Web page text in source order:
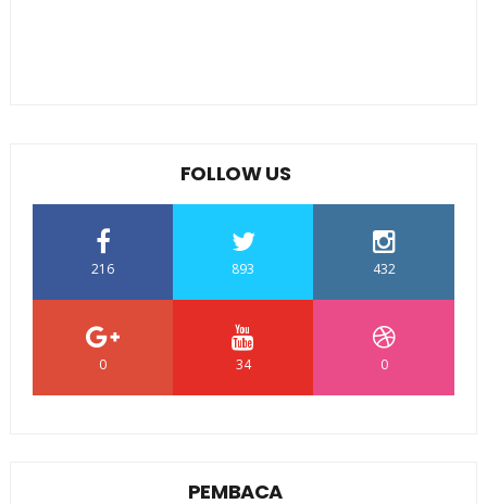
FOLLOW US
216 893 432
0 34 0
PEMBACA